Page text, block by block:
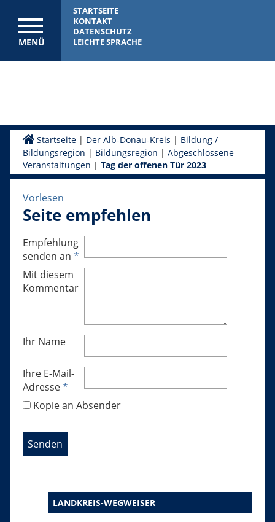
MENÜ
STARTSEITE
KONTAKT
DATENSCHUTZ
LEICHTE SPRACHE
Startseite| Der Alb-Donau-Kreis | Bildung /
Bildungsregion | Bildungsregion | Abgeschlossene
Veranstaltungen | Tag der offenen Tür 2023
Vorlesen
Seite empfehlen
Empfehlung
senden an *
Mit diesem
Kommentar
Ihr Name
Ihre E-Mail-
Adresse*
Kopie an Absender
LANDKREIS-WEGWEISER